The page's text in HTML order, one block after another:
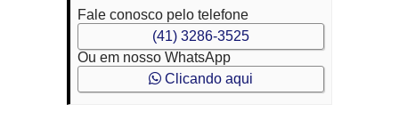
Fale conosco pelo telefone
(41) 3286-3525
Ou em nosso WhatsApp
Clicando aqui